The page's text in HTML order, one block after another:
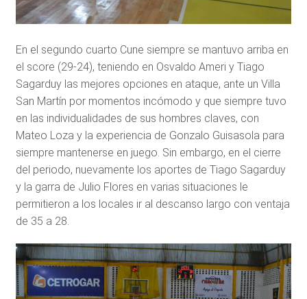
En el segundo cuarto Cune siempre se mantuvo arriba en
el score (29-24), teniendo en Osvaldo Ameri y Tiago
Sagarduy las mejores opciones en ataque, ante un Villa
San Martín por momentos incómodo y que siempre tuvo
en las individualidades de sus hombres claves, con
Mateo Loza y la experiencia de Gonzalo Guisasola para
siempre mantenerse en juego. Sin embargo, en el cierre
del periodo, nuevamente los aportes de Tiago Sagarduy
y la garra de Julio Flores en varias situaciones le
permitieron a los locales ir al descanso largo con ventaja
de 35 a 28.